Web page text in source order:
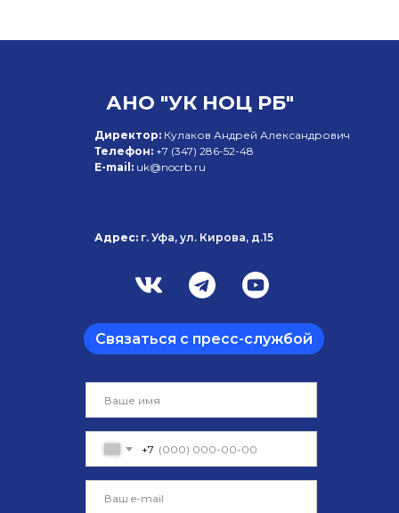
+7
АНО "УК НОЦ РБ"
Директор: Кулаков Андрей Александрович
Телефон: +7 (347) 286-52-48
E-mail: uk@nocrb.ru
Адрес: г. Уфа, ул. Кирова, д.15
Связаться с пресс-службой